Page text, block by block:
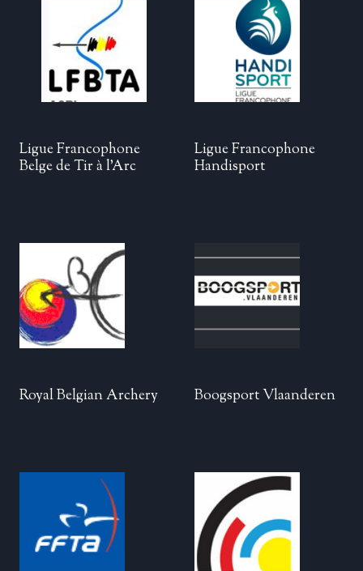
Ligue Francophone
Belge de Tir à l’Arc
Ligue Francophone
Handisport
Royal Belgian Archery Boogsport Vlaanderen